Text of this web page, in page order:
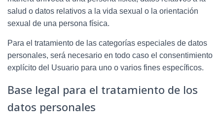
salud o datos relativos a la vida sexual o la orientación
sexual de una persona física.
Para el tratamiento de las categorías especiales de datos
personales, será necesario en todo caso el consentimiento
explícito del Usuario para uno o varios fines específicos.
Base legal para el tratamiento de los
datos personales